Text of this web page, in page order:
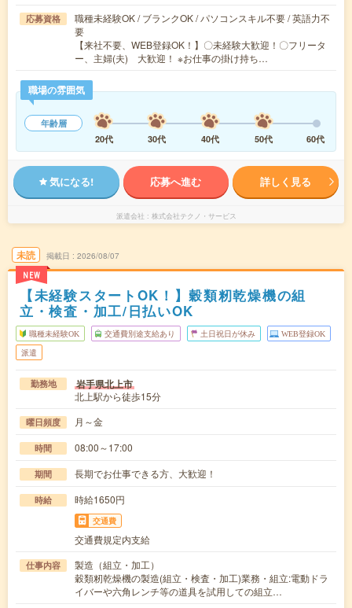
応募資格
職種未経験OK / ブランクOK / パソコンスキル不要 / 英語力不
要
【来社不要、WEB登録OK！】〇未経験大歓迎！〇フリータ
ー、主婦(夫) 大歓迎！ ※お仕事の掛け持ち…
職場の雰囲気
年齢層
20代
30代 40代 50代 60代
気になる! 応募へ進む 詳しく見る
派遣会社 株式会社テクノ・サービス
未読
NEW
掲載日 2026/08/07
【未経験スタートOK！】穀類籾乾燥機の組
立・検査・加工/日払いOK
職種未経験OK 交通費別途支給あり 土日祝日が休み WEB登録OK
派遣
勤務地 岩手県北上市
北上駅から徒歩15分
曜日頻度 月～金
時間 08:00～17:00
期間 長期でお仕事できる方、大歓迎！
時給 時給1650円
交通費
交通費規定内支給
仕事内容
製造（組立・加工）
穀類籾乾燥機の製造(組立・検査・加工)業務・組立:電動ドラ
イバーや六角レンチ等の道具を試用しての組立…